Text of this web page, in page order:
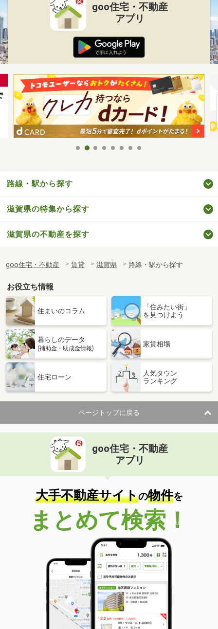
goo住宅・不動産
アプリ
路線・駅から探す
滋賀県の特集から探す
滋賀県の不動産を探す
goo住宅・不動産 賃貸 滋賀県 路線・駅から探す
お役立ち情報
住まいのコラム
「住みたい街」
を見つけよう
暮らしのデータ
(補助金・助成金情報)
家賃相場
住宅ローン
人気タウン
ランキング
ページトップに戻る
goo住宅・不動産
アプリ
大手不動産サイトの物件を
まとめて検索！